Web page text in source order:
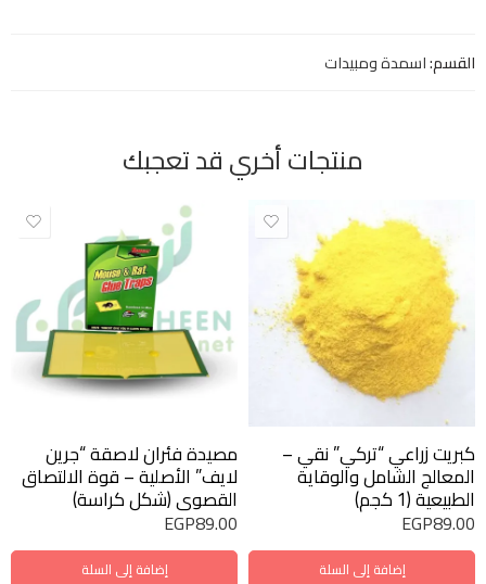
القسم:اسمدة ومبيدات
منتجات أخري قد تعجبك
كبريت زراعي “تركي” نقي –
المعالج الشامل والوقاية
الطبيعية (1 كجم)
EGP89.00
إضافة إلى السلة
مصيدة فئران لاصقة “جرين
لايف” الأصلية – قوة الالتصاق
القصوى (شكل كراسة)
EGP89.00
إضافة إلى السلة